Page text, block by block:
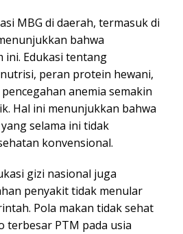
MBG di daerah, termasuk di
bahwa
Edukasi tentang
peran protein hewani,
anemia semakin
Hal ini menunjukkan bahwa
selama ini tidak
konvensional.
gizi nasional juga
penyakit tidak menular
Pola makan tidak sehat
PTM pada usia